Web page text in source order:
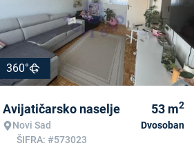
360°
Avijatičarsko naselje
Novi Sad
ŠIFRA: #573023
53 m2
Dvosoban